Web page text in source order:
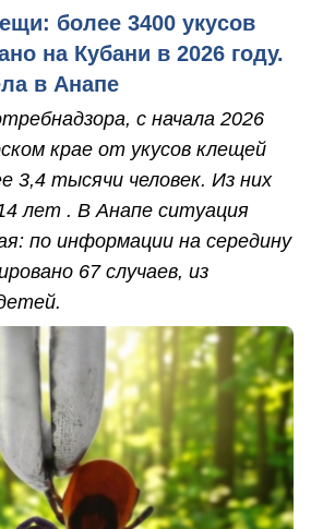
более 3400 укусов
на Кубани в 2026 году.
в Анапе
с начала 2026
крае от укусов клещей
3,4 тысячи человек. Из них
лет . В Анапе ситуация
по информации на середину
67 случаев, из